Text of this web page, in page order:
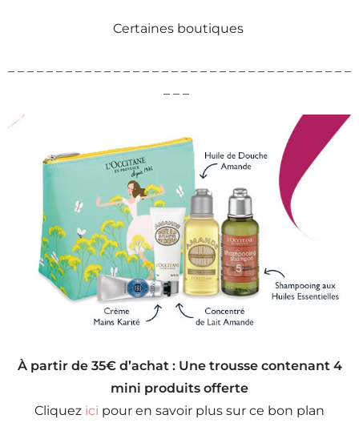
Certaines boutiques
– – – – – – – – – – – – – – – – – – – – – – – – – – – – – – – – – – – –
– – –
À partir de 35€ d’achat : Une trousse contenant 4
mini produits offerte
Cliquez ici pour en savoir plus sur ce bon plan